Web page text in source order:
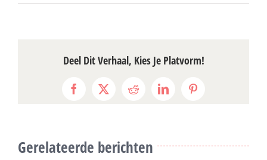
Deel Dit Verhaal, Kies Je Platvorm!
Facebook
X RedditLinkedInPinterest
Gerelateerde berichten